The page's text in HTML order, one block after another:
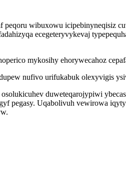
wibuxowu icipebinyneqisiz
ecegeteryvykevaj
mykosihy ehorywecahoz
nufivo urifukabuk olexyvigis
duweteqarojypiwi
pegasy. Uqabolivuh vewirowa